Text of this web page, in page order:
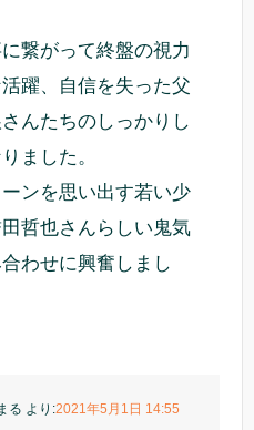
繋がって終盤の視力
躍、自信を失った父
んたちのしっかりし
ました。
ンを思い出す若い少
哲也さんらしい鬼気
わせに興奮しまし
る より:2021年5月1日 14:55